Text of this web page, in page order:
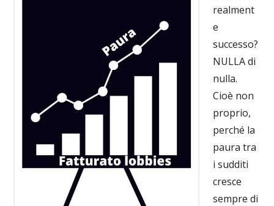
realment
e
successo?
NULLA di
nulla.
Cioè non
proprio,
perché la
paura tra
i sudditi
cresce
sempre di